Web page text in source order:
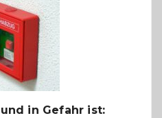
in Gefahr ist: